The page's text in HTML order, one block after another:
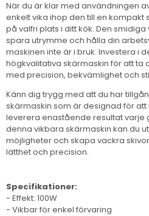
När du är klar med användningen
enkelt vika ihop den till en
på valfri plats i ditt kök. Den
spara utrymme och hålla din
maskinen inte är i bruk. Investera i
högkvalitativa skärmaskin för att ta
med precision, bekvämlighet och
Känn dig trygg med att du har
skärmaskin som är designad för
leverera enastående resultat varje
denna vikbara skärmaskin kan du
möjligheter och skapa vackra
lätthet och precision.
Specifikationer:
- Effekt: 100W
- Vikbar för enkel förvaring